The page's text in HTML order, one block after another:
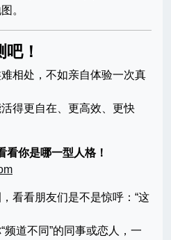
。
！
相处，不如亲自体验一次真
得更自在、更高效、更快
看你是哪一型人格！
看看朋友们是不是惊呼：“这
道不同”的同事或恋人，一